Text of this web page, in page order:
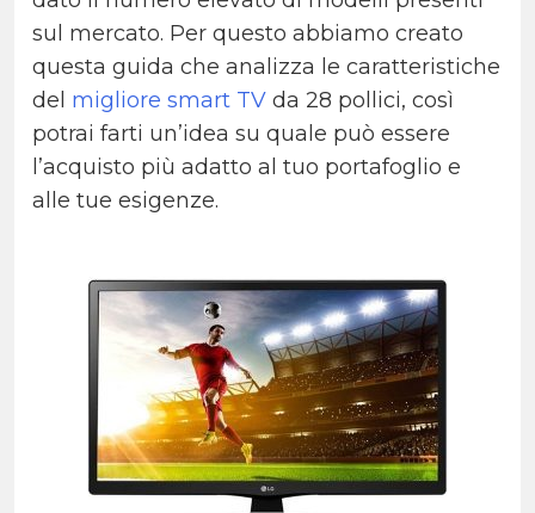
sul mercato. Per questo abbiamo creato
questa guida che analizza le caratteristiche
del migliore smart TV da 28 pollici, così
potrai farti un’idea su quale può essere
l’acquisto più adatto al tuo portafoglio e
alle tue esigenze.